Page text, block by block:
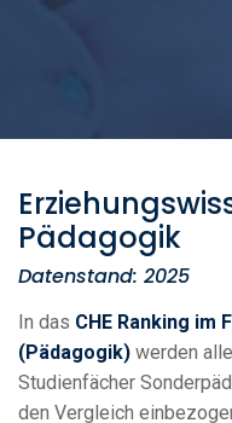
Pädagogik
Datenstand: 2025
In das CHE Ranking im
(Pädagogik) werden
Studienfächer
den Vergleich